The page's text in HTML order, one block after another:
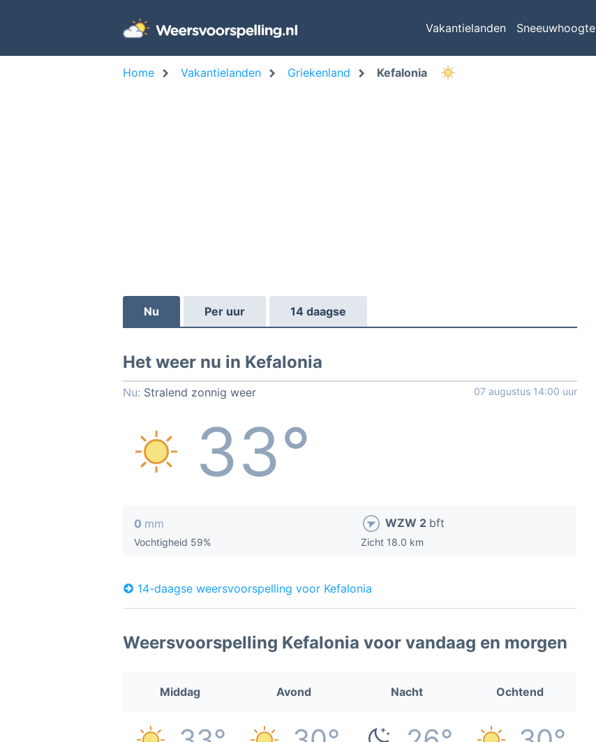
Vakantielanden Sneeuwhoogte
Home Vakantielanden Griekenland Kefalonia
Nu Per uur 14 daagse
Het weer nu in Kefalonia
Nu: Stralend zonnig weer 07 augustus 14:00 uur
33°
0 mm
Vochtigheid 59%
WZW 2 bft
Zicht 18.0 km
14-daagse weersvoorspelling voor Kefalonia
Weersvoorspelling Kefalonia voor vandaag en morgen
Middag Avond Nacht Ochtend